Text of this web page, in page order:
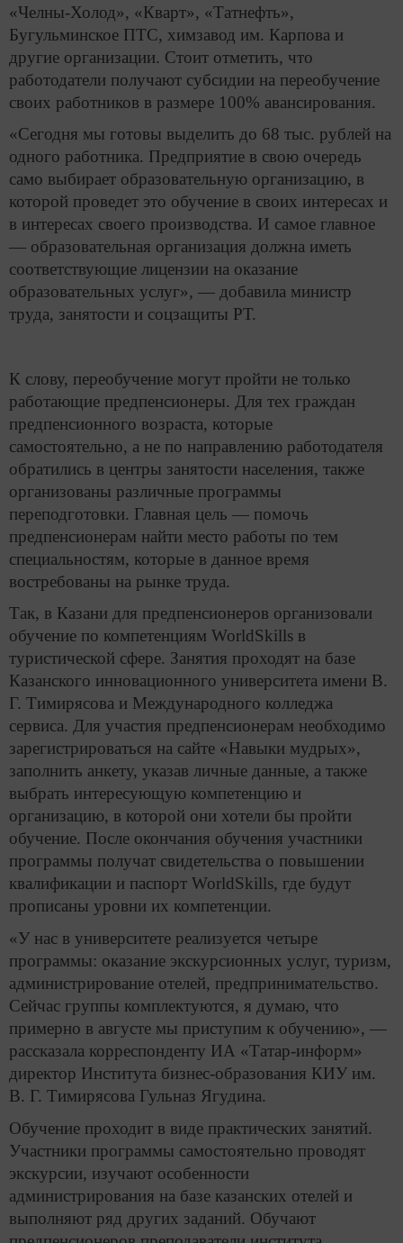
«Челны-Холод», «Кварт», «Татнефть»,
Бугульминское ПТС, химзавод им. Карпова и
другие организации. Стоит отметить, что
работодатели получают субсидии на переобучение
своих работников в размере 100% авансирования.
«Сегодня мы готовы выделить до 68 тыс. рублей на
одного работника. Предприятие в свою очередь
само выбирает образовательную организацию, в
которой проведет это обучение в своих интересах и
в интересах своего производства. И самое главное
— образовательная организация должна иметь
соответствующие лицензии на оказание
образовательных услуг», — добавила министр
труда, занятости и соцзащиты РТ.
К слову, переобучение могут пройти не только
работающие предпенсионеры. Для тех граждан
предпенсионного возраста, которые
самостоятельно, а не по направлению работодателя
обратились в центры занятости населения, также
организованы различные программы
переподготовки. Главная цель — помочь
предпенсионерам найти место работы по тем
специальностям, которые в данное время
востребованы на рынке труда.
Так, в Казани для предпенсионеров организовали
обучение по компетенциям WorldSkills в
туристической сфере. Занятия проходят на базе
Казанского инновационного университета имени В.
Г. Тимирясова и Международного колледжа
сервиса. Для участия предпенсионерам необходимо
зарегистрироваться на сайте «Навыки мудрых»,
заполнить анкету, указав личные данные, а также
выбрать интересующую компетенцию и
организацию, в которой они хотели бы пройти
обучение. После окончания обучения участники
программы получат свидетельства о повышении
квалификации и паспорт WorldSkills, где будут
прописаны уровни их компетенции.
«У нас в университете реализуется четыре
программы: оказание экскурсионных услуг, туризм,
администрирование отелей, предпринимательство.
Сейчас группы комплектуются, я думаю, что
примерно в августе мы приступим к обучению», —
рассказала корреспонденту ИА «Татар-информ»
директор Института бизнес-образования КИУ им.
В. Г. Тимирясова Гульназ Ягудина.
Обучение проходит в виде практических занятий.
Участники программы самостоятельно проводят
экскурсии, изучают особенности
администрирования на базе казанских отелей и
выполняют ряд других заданий. Обучают